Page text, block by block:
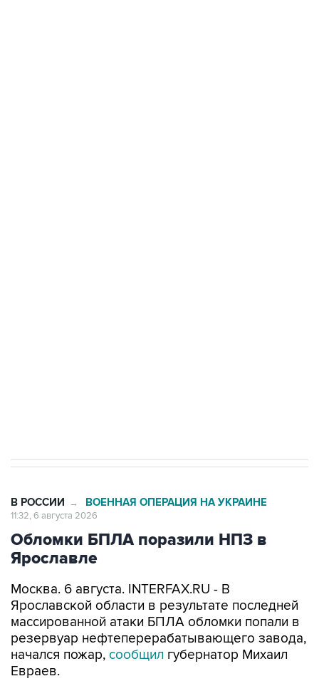
В РОССИИ → ВОЕННАЯ ОПЕРАЦИЯ НА УКРАИНЕ
11:32, 6 августа 2026
Обломки БПЛА поразили НПЗ в
Ярославле
Москва. 6 августа. INTERFAX.RU - В
Ярославской области в результате последней
массированной атаки БПЛА обломки попали в
резервуар нефтеперерабатывающего завода,
начался пожар, сообщил губернатор Михаил
Евраев.